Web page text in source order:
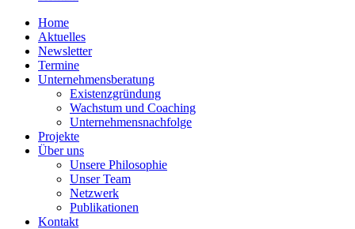
Home
Aktuelles
Newsletter
Termine
Unternehmensberatung
Existenzgründung
Wachstum und Coaching
Unternehmensnachfolge
Projekte
Über uns
Unsere Philosophie
Unser Team
Netzwerk
Publikationen
Kontakt